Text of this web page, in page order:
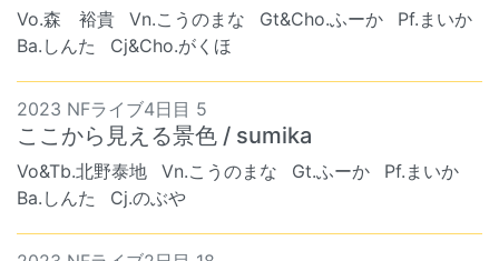
Vo.森 裕貴 Vn.こうのまな Gt&Cho.ふーか
Pf.まいか
Ba.しんた
Cj&Cho.がくほ
2023 NFライブ4日目 5
ここから見える景色 / sumika
Vo&Tb.北野泰地 Vn.こうのまな Gt.ふーか
Pf.まいか
Ba.しんた
Cj.のぶや